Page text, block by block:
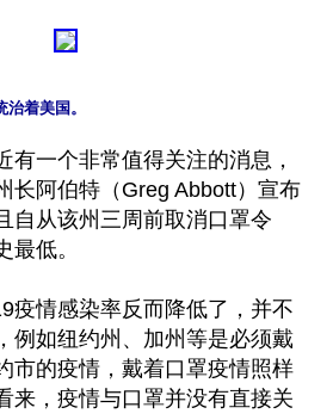
着美国。
有一个非常值得关注的消息，
长阿伯特（Greg Abbott）宣布
自从该州三周前取消口罩令
最低。
疫情感染率反而降低了，并不
例如纽约州、加州等是必须戴
市的疫情，戴着口罩疫情照样
来，疫情与口罩并没有直接关